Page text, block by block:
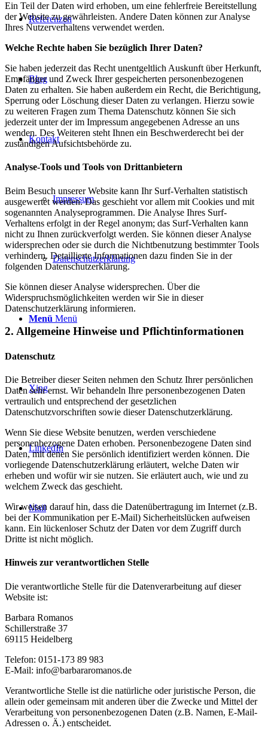
Referenzen
Blog
Kontakt
Impressum
Datenschutzerklärung
Menü Menü
Xing
LinkedIn
Mail
Ein Teil der Daten wird erhoben, um eine fehlerfreie Bereitstellung
der Website zu gewährleisten. Andere Daten können zur Analyse
Ihres Nutzerverhaltens verwendet werden.
Welche Rechte haben Sie bezüglich Ihrer Daten?
Sie haben jederzeit das Recht unentgeltlich Auskunft über Herkunft,
Empfänger und Zweck Ihrer gespeicherten personenbezogenen
Daten zu erhalten. Sie haben außerdem ein Recht, die Berichtigung,
Sperrung oder Löschung dieser Daten zu verlangen. Hierzu sowie
zu weiteren Fragen zum Thema Datenschutz können Sie sich
jederzeit unter der im Impressum angegebenen Adresse an uns
wenden. Des Weiteren steht Ihnen ein Beschwerderecht bei der
zuständigen Aufsichtsbehörde zu.
Analyse-Tools und Tools von Drittanbietern
Beim Besuch unserer Website kann Ihr Surf-Verhalten statistisch
ausgewertet werden. Das geschieht vor allem mit Cookies und mit
sogenannten Analyseprogrammen. Die Analyse Ihres Surf-
Verhaltens erfolgt in der Regel anonym; das Surf-Verhalten kann
nicht zu Ihnen zurückverfolgt werden. Sie können dieser Analyse
widersprechen oder sie durch die Nichtbenutzung bestimmter Tools
verhindern. Detaillierte Informationen dazu finden Sie in der
folgenden Datenschutzerklärung.
Sie können dieser Analyse widersprechen. Über die
Widerspruchsmöglichkeiten werden wir Sie in dieser
Datenschutzerklärung informieren.
2. Allgemeine Hinweise und Pflichtinformationen
Datenschutz
Die Betreiber dieser Seiten nehmen den Schutz Ihrer persönlichen
Daten sehr ernst. Wir behandeln Ihre personenbezogenen Daten
vertraulich und entsprechend der gesetzlichen
Datenschutzvorschriften sowie dieser Datenschutzerklärung.
Wenn Sie diese Website benutzen, werden verschiedene
personenbezogene Daten erhoben. Personenbezogene Daten sind
Daten, mit denen Sie persönlich identifiziert werden können. Die
vorliegende Datenschutzerklärung erläutert, welche Daten wir
erheben und wofür wir sie nutzen. Sie erläutert auch, wie und zu
welchem Zweck das geschieht.
Wir weisen darauf hin, dass die Datenübertragung im Internet (z.B.
bei der Kommunikation per E-Mail) Sicherheitslücken aufweisen
kann. Ein lückenloser Schutz der Daten vor dem Zugriff durch
Dritte ist nicht möglich.
Hinweis zur verantwortlichen Stelle
Die verantwortliche Stelle für die Datenverarbeitung auf dieser
Website ist:
Barbara Romanos
Schillerstraße 37
69115 Heidelberg
Telefon: 0151-173 89 983
E-Mail: info@barbararomanos.de
Verantwortliche Stelle ist die natürliche oder juristische Person, die
allein oder gemeinsam mit anderen über die Zwecke und Mittel der
Verarbeitung von personenbezogenen Daten (z.B. Namen, E-Mail-
Adressen o. Ä.) entscheidet.